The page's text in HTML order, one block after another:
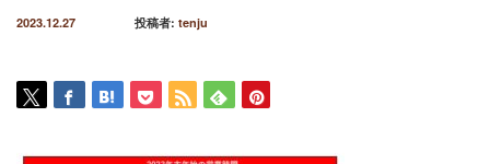
2023.12.27 投稿者: tenju